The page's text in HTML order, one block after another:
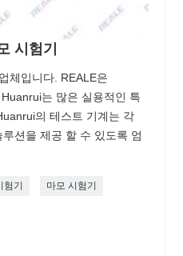
시험기
체입니다. REALE은
는 많은 실용적인 특
의 테스트 기계는 각
션을 제공 할 수 있도록 엄
험기 마모 시험기